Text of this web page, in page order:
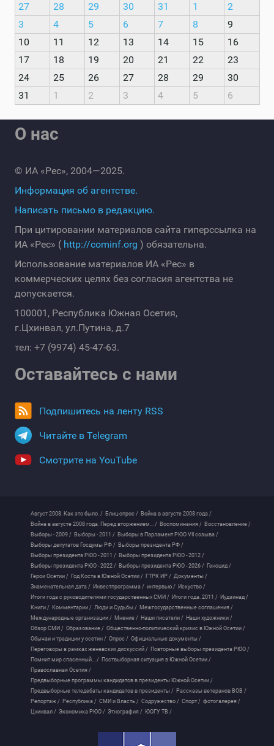
27
28 29 30 31 1
2
3
4 5 6 7 8
9
10
11 12 13 14 15
16
17
18 19 20 21 22
23
24
25 26 27 28 29
30
31
1 2 3 4 5 6
О нас
© ИА «Рес», 2004—2025.
Информация об агентстве.
Написать письмо в редакцию.
При цитировании материалов сайта гиперссылка на
ИА «Рес» ( http://cominf.org ) обязательна.
Использование материалов ИА «Рес» в
коммерческих целях без согласия агентства не
допускается.
100001, Республика Южная Осетия,
г.Цхинвал, ул.Путина, д.7
тел: +7 (9974) 45-47-63.
Оставайтесь с нами
Подпишитесь на ленту RSS
Читайте в Telegram
Смотрите на YouTube
Август 2008. Как это было. / Блиц-опрос / Война в августе 2008 года /
Война в августе 2008 года. Перед вторжением... / Воспоминания / Восстановление /
Выборы - 2009 / Выборы - 2011 / Выборы в Парламент РЮО VII созыва /
Выборы депутатов Госдумы РФ / Выборы президента РФ /
Выборы президента РЮО - 2011 / Выборы президента РЮО - 2012 /
Выборы президента РЮО - 2022 / Выборы президента РЮО - 2026 / Геноцид /
Герои Осетии / Год Коста в Южной Осетии / ГТРК ИР / Документы /
Знаменательная дата / Инвестпрограмма / интервью / Искуство /
Итоги года с руководителями государственных СМИ / Итоги года. 2011 / Иудзинад /
Книги / Комментарии / Люди и Судьбы / Межгосударственные соглашения /
Международные организации / Мнение / Наши писатели / Наши художники /
Обзор СМИ / Образование / Общественно-политический кризис в Южной Осетии /
Обычаи и традиции у осетин / Опрос / Официальные документы /
Переговоры в рамках женевских дискуссий / Повторные выборы президента РЮО /
Помнит мир спасенный... / Поствыборная ситуация в Южной Осетии /
Православная Осетия /
Предвыборные программы кандидатов в президенты Южной Осетии /
Предвыборные теледебаты кандидатов в президенты / Рассказы ветеранов ВОВ /
Репортаж / Республика / СМИ и Власть / Содружество / Спорт / фотогалерея /
Цхинвал / Экономика РЮО / Этнография / ЮОГУ ТВ /